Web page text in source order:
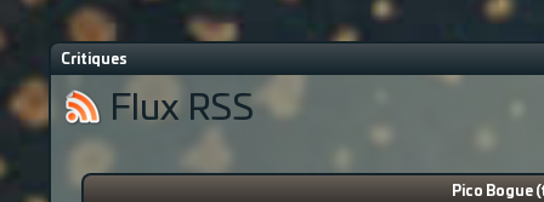
Critiques
Flux RSS
Pico Bogue